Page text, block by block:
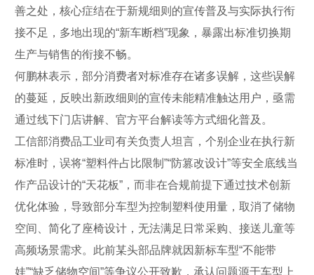
善之处，核心症结在于新规细则的宣传普及与实际执行衔
接不足，多地出现的“新车断档”现象，暴露出标准切换期
生产与销售的衔接不畅。
何鹏林表示，部分消费者对标准存在诸多误解，这些误解
的蔓延，反映出新政细则的宣传未能精准触达用户，亟需
通过线下门店讲解、官方平台解读等方式细化普及。
工信部消费品工业司有关负责人坦言，个别企业在执行新
标准时，误将“塑料件占比限制”“防篡改设计”等安全底线当
作产品设计的“天花板”，而非在合规前提下通过技术创新
优化体验，导致部分车型为控制塑料使用量，取消了储物
空间、简化了座椅设计，无法满足日常采购、接送儿童等
高频场景需求。此前某头部品牌就因新标车型“不能带
娃”“缺乏储物空间”等争议公开致歉，承认问题源于车型上